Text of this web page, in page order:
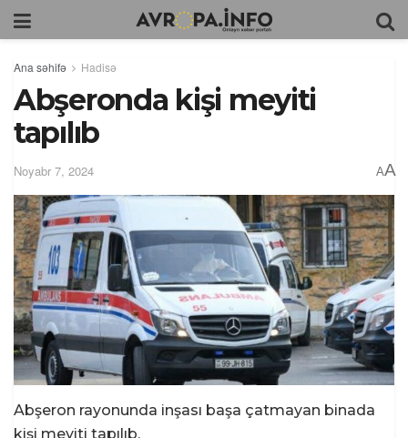
Ana səhifə Hadisə
Abşeronda kişi meyiti
tapılıb
Noyabr 7, 2024 AA
Abşeron rayonunda inşası başa çatmayan binada
kişi meyiti tapılıb.